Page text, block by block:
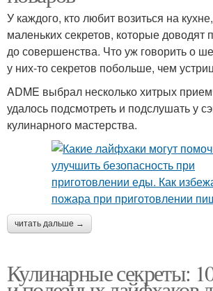
У каждого, кто любит возиться на
маленьких секретов, которые доводят
до совершенства. Что уж говорить о
у них-то секретов побольше, чем
ADME выбрал несколько хитрых
удалось подсмотреть и подслушать у
кулинарного мастерства.
читать дальше →
Кулинарные секреты: